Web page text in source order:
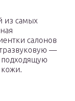
из самых
салонов
—
кожи.